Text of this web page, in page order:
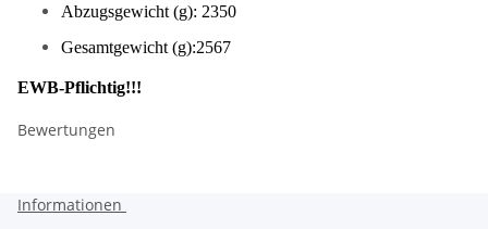
Abzugsgewicht (g): 2350
Gesamtgewicht (g):2567
EWB-Pflichtig!!!
Bewertungen
Informationen